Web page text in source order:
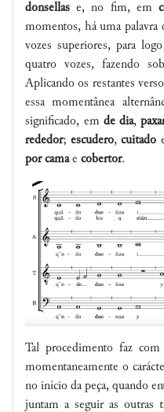
donsellas e, no fim, em
momentos, há uma palavra
vozes superiores, para
quatro vozes, fazendo
Aplicando os restantes
essa momentânea
significado, em de dia,
rededor; escudero, cuitado
por camae cobertor.
Tal procedimento faz
momentaneamente o
no início da peça, quando
juntam a seguir as outras